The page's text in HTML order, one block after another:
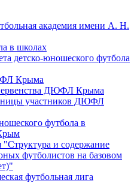
академия имени А. Н.
в школах
детско-юношеского футбола
Крыма
ДЮФЛ Крыма
участников ДЮФЛ
футбола в
и содержание
футболистов на базовом
футбольная лига